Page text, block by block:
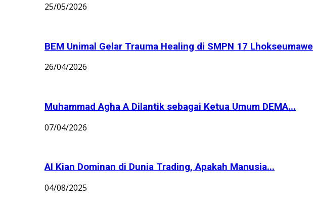
25/05/2026
BEM Unimal Gelar Trauma Healing di SMPN 17 Lhokseumawe
26/04/2026
Muhammad Agha A Dilantik sebagai Ketua Umum DEMA...
07/04/2026
AI Kian Dominan di Dunia Trading, Apakah Manusia...
04/08/2025